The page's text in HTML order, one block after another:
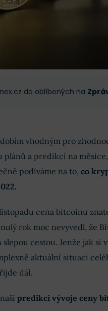
do oblíbených na
vhodným pro
plánů a predikcí na
podíváme na to, co
cena bitcoinu
rok moc nevyvedl, že
cestou. Jenže jak si
aktuální situaci
dál.
predikci vývoje ceny